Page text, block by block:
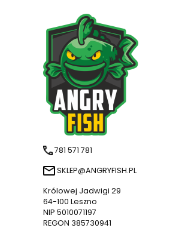
781 571 781
SKLEP@ANGRYFISH.PL
Królowej Jadwigi 29
64-100 Leszno
NIP 5010071197
REGON 385730941